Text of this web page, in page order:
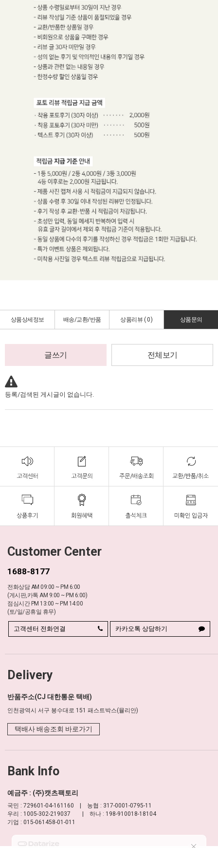
상품상세정보 배송/교환/반품 상품리뷰 (0) 상품문의
글쓰기 전체보기
등록/검색된 게시글이 없습니다.
Customer Center
1688-8177
전화상담 AM 09:00 ~ PM 6:00
(게시판,카톡 AM 9:00 ~ PM 6:00)
점심시간 PM 13:00 ~ PM 14:00
(토/일/공휴일 휴무)
고객센터 전화연결 카카오톡 상담하기
Delivery
반품주소(CJ 대한통운 택배)
인천광역시 서구 봉수대로 151 패스트박스(뮬리안)
택배사 배송조회 바로가기
Bank Info
예금주 : (주)캣츠팩토리
국민 : 729601-04-161160 | 농협 : 317-0001-0795-11
우리 : 1005-302-219037 | 하나 : 198-910018-18104
기업 : 015-061458-01-011